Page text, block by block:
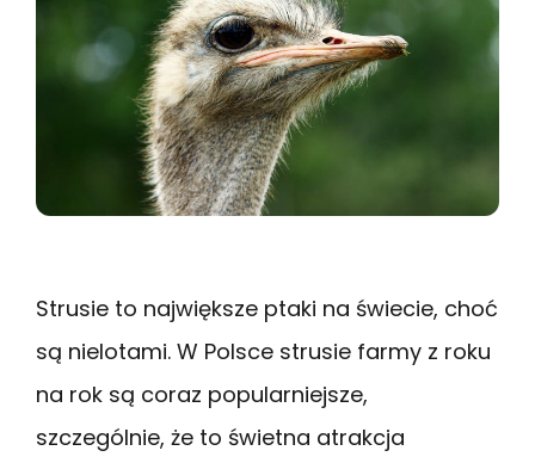
Strusie to największe ptaki na świecie, choć
są nielotami. W Polsce strusie farmy z roku
na rok są coraz popularniejsze,
szczególnie, że to świetna atrakcja